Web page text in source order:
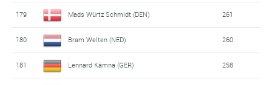
179 Mads Würtz Schmidt (DEN) 261
180 Bram Welten (NED) 260
181 Lennard Kämna (GER) 258